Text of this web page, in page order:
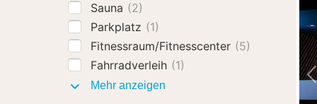
Sauna (2)
Parkplatz (1)
Fitnessraum/Fitnesscenter (5)
Fahrradverleih (1)
Mehr anzeigen